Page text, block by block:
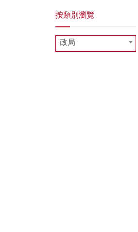
按類別瀏覽
政局